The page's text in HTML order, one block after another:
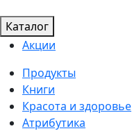
Каталог
Акции
Продукты
Книги
Красота и здоровье
Атрибутика